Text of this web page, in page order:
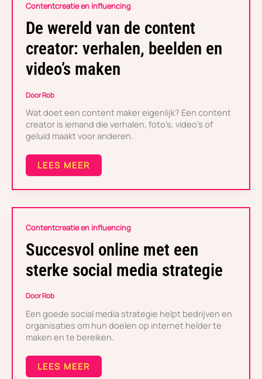
Contentcreatie en influencing
De wereld van de content
creator: verhalen, beelden en
video’s maken
DoorRob
Wat doet een content maker eigenlijk? Een content
creator is iemand die verhalen, foto’s, video’s of
geluid maakt voor anderen.
DE
VAN
DE
CONTENT
CREATOR:
VERHALEN,
BEELDEN
VIDEO’S
LEES MEER
Contentcreatie en influencing
Succesvol online met een
sterke social media strategie
DoorRob
Een goede social media strategie helpt bedrijven en
organisaties om hun doelen op internet helder te
maken en te bereiken.
SUCCESVOL
MET
EEN
STERKE
SOCIAL
STRATEGIE
LEES MEER